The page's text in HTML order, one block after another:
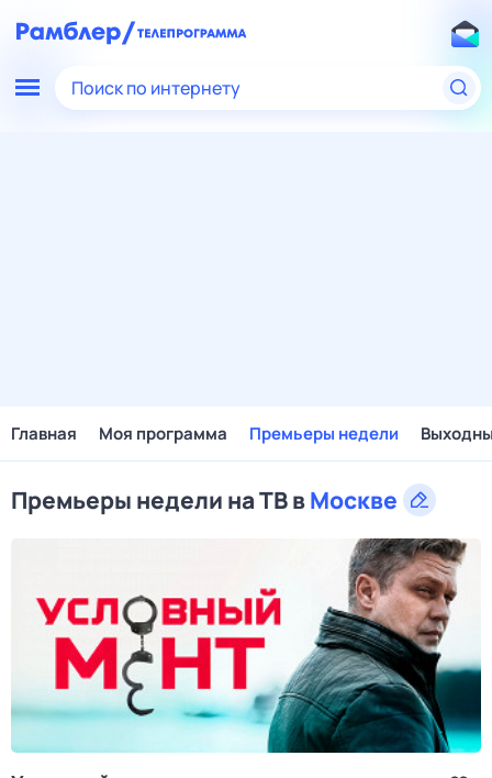
Поиск по интернету
Главная Моя программа Премьеры недели
Премьеры недели на ТВ вМоскве